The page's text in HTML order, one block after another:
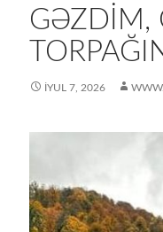
GƏZDIM,
İYUL 7, 2026